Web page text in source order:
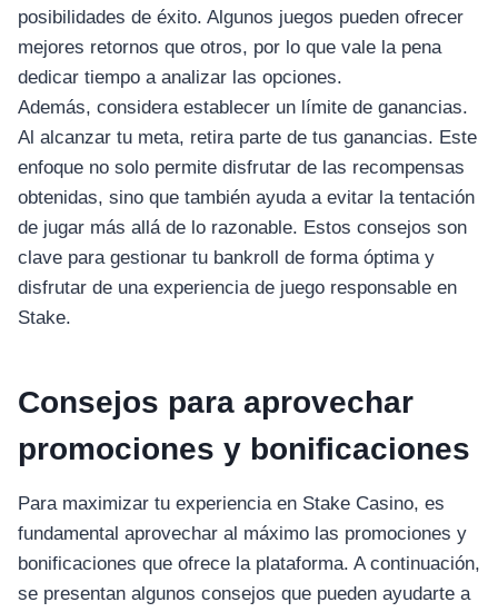
อุปกรณ์เพื่อความบันเทิง
อุปกรณ์เพื่อความบันเทิง
หูฟัง
สินค้าตามแบรนด์
posibilidades de éxito. Algunos juegos pueden ofrecer
mejores retornos que otros, por lo que vale la pena
dedicar tiempo a analizar las opciones.
Además, considera establecer un límite de ganancias.
Al alcanzar tu meta, retira parte de tus ganancias. Este
enfoque no solo permite disfrutar de las recompensas
obtenidas, sino que también ayuda a evitar la tentación
de jugar más allá de lo razonable. Estos consejos son
clave para gestionar tu bankroll de forma óptima y
disfrutar de una experiencia de juego responsable en
Stake.
Consejos para aprovechar
promociones y bonificaciones
Para maximizar tu experiencia en Stake Casino, es
fundamental aprovechar al máximo las promociones y
bonificaciones que ofrece la plataforma. A continuación,
se presentan algunos consejos que pueden ayudarte a